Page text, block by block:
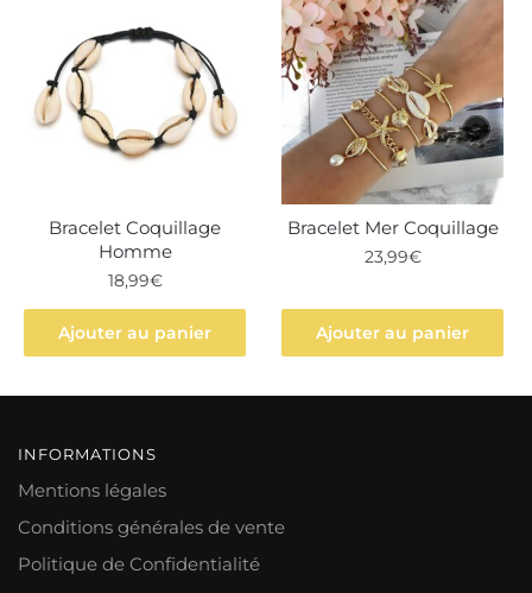
Bracelet Coquillage
Homme
18,99€
Ajouter au panier
Bracelet Mer Coquillage
23,99€
Ajouter au panier
INFORMATIONS
Mentions légales
Conditions générales de vente
Politique de Confidentialité